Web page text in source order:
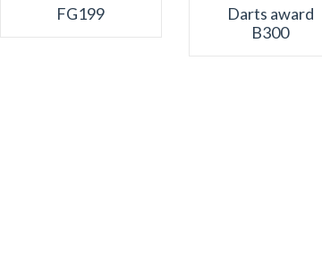
FG199
Darts award
B300